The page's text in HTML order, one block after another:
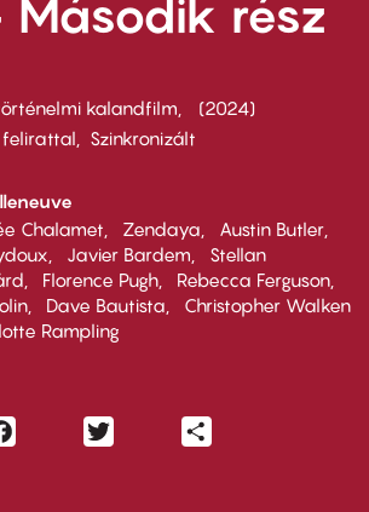
Második rész
kalandfilm
2024
felirattal Szinkronizált
Chalamet Zendaya
Austin Butler
Javier Bardem
Stellan
Florence Pugh
Rebecca Ferguson
Dave Bautista
Christopher Walken
Rampling
Facebook